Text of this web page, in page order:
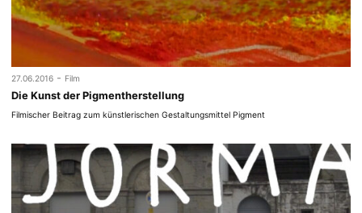
27.06.2016 - Film
Die Kunst der Pigmentherstellung
Filmischer Beitrag zum künstlerischen Gestaltungsmittel Pigment